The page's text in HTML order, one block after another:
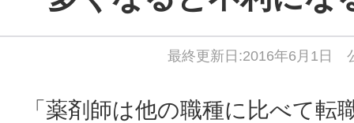
最終更新日:2016年6月1日
「薬剤師は他の職種に比べて転